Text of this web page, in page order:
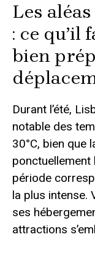
Les
: ce qu’il
bien
Durant l’été,
notable des
30°C, bien que
ponctuellement
période
la plus intense.
ses
attractions